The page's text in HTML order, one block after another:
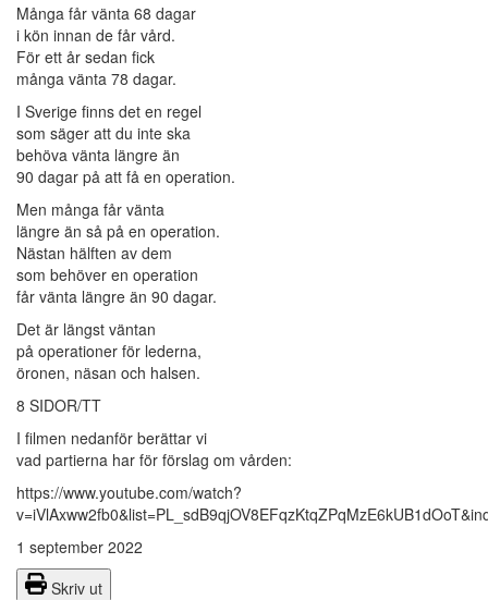
Många får vänta 68 dagar
i kön innan de får vård.
För ett år sedan fick
många vänta 78 dagar.
I Sverige finns det en regel
som säger att du inte ska
behöva vänta längre än
90 dagar på att få en operation.
Men många får vänta
längre än så på en operation.
Nästan hälften av dem
som behöver en operation
får vänta längre än 90 dagar.
Det är längst väntan
på operationer för lederna,
öronen, näsan och halsen.
8 SIDOR/TT
I filmen nedanför berättar vi
vad partierna har för förslag om vården:
https://www.youtube.com/watch?
1 september 2022
Skriv ut